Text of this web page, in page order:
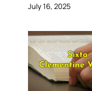
July 16, 2025